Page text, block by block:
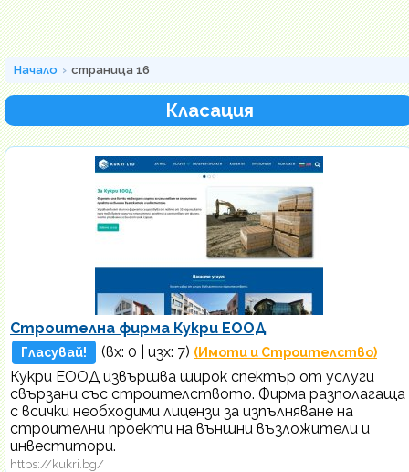
Начало страница 16
Класация
Строителна фирма Кукри ЕООД
Гласувай! (вх: 0 | изх: 7) (Имоти и Строителство)
Кукри ЕООД извършва широк спектър от услуги
свързани със строителството. Фирма разполагаща
с всички необходими лицензи за изпълняване на
строителни проекти на външни възложители и
инвеститори.
https://kukri.bg/